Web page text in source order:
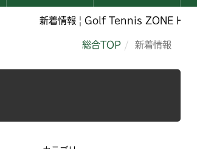
新着情報 | Golf Tennis ZONE Hesaka
総合TOP 新着情報